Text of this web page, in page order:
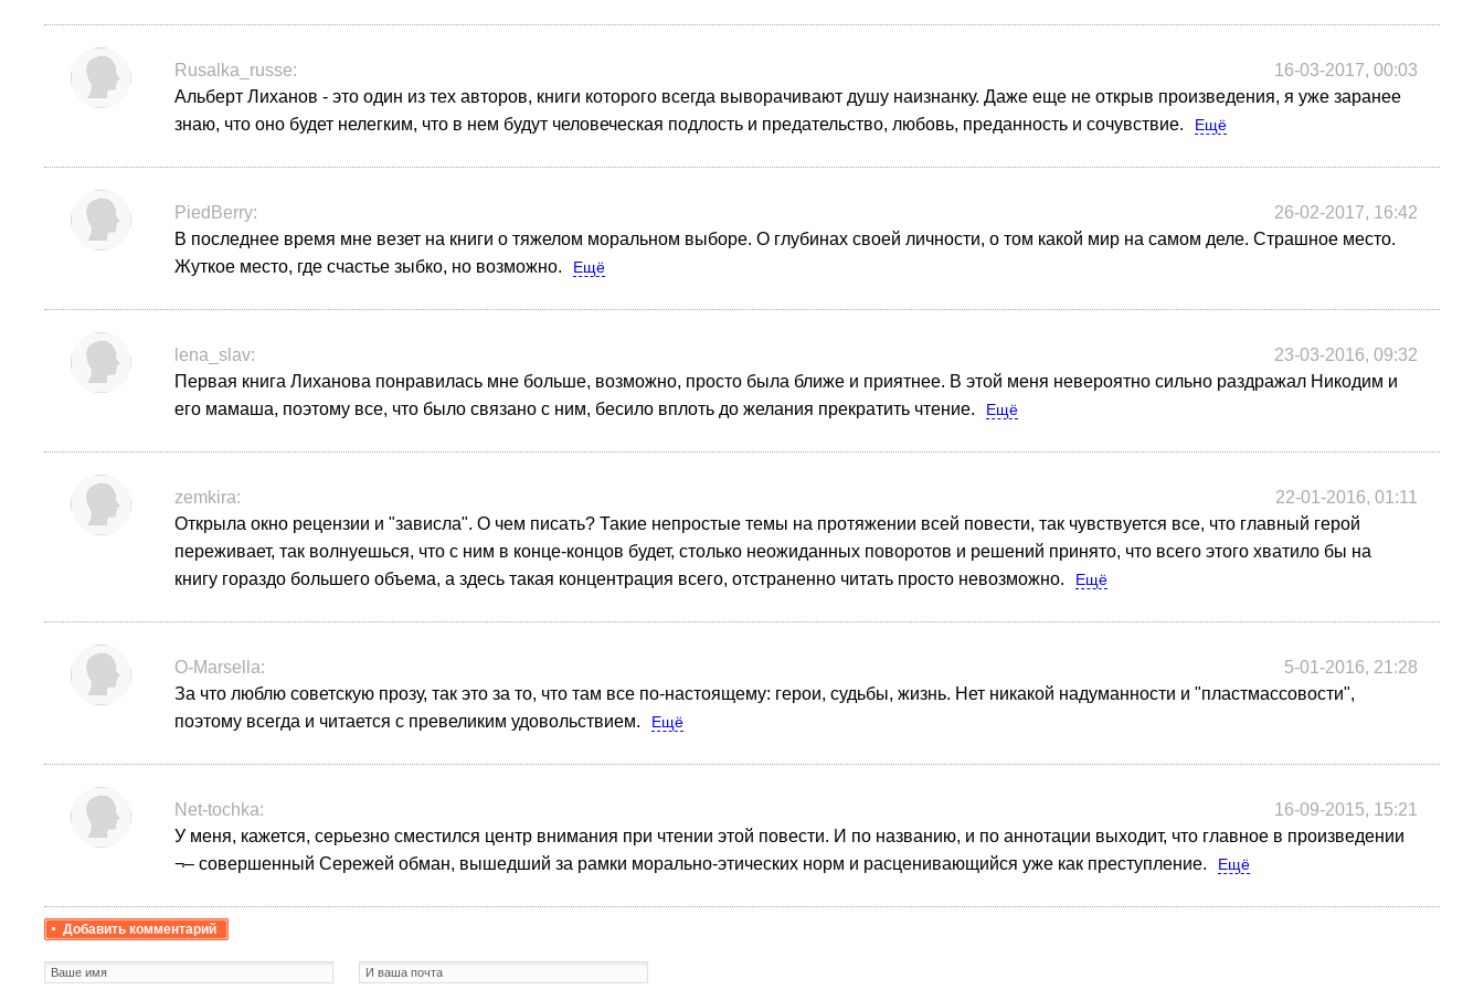
Rusalka_russe:
16-03-2017, 00:03
Альберт Лиханов - это один из тех авторов, книги которого всегда выворачивают душу наизнанку. Даже еще не открыв произведения, я уже заранее
знаю, что оно будет нелегким, что в нем будут человеческая подлость и предательство, любовь, преданность и сочувствие.
Ещё
PiedBerry:
26-02-2017, 16:42
В последнее время мне везет на книги о тяжелом моральном выборе. О глубинах своей личности, о том какой мир на самом деле. Страшное место.
Жуткое место, где счастье зыбко, но возможно.
Ещё
lena_slav:
23-03-2016, 09:32
Первая книга Лиханова понравилась мне больше, возможно, просто была ближе и приятнее. В этой меня невероятно сильно раздражал Никодим и
его мамаша, поэтому все, что было связано с ним, бесило вплоть до желания прекратить чтение.
Ещё
zemkira:
22-01-2016, 01:11
Открыла окно рецензии и "зависла". О чем писать? Такие непростые темы на протяжении всей повести, так чувствуется все, что главный герой
переживает, так волнуешься, что с ним в конце-концов будет, столько неожиданных поворотов и решений принято, что всего этого хватило бы на
книгу гораздо большего объема, а здесь такая концентрация всего, отстраненно читать просто невозможно.
Ещё
O-Marsella:
5-01-2016, 21:28
За что люблю советскую прозу, так это за то, что там все по-настоящему: герои, судьбы, жизнь. Нет никакой надуманности и "пластмассовости",
поэтому всегда и читается с превеликим удовольствием.
Ещё
Net-tochka:
16-09-2015, 15:21
У меня, кажется, серьезно сместился центр внимания при чтении этой повести. И по названию, и по аннотации выходит, что главное в произведении
¬– совершенный Сережей обман, вышедший за рамки морально-этических норм и расценивающийся уже как преступление.
Ещё
Добавить комментарий